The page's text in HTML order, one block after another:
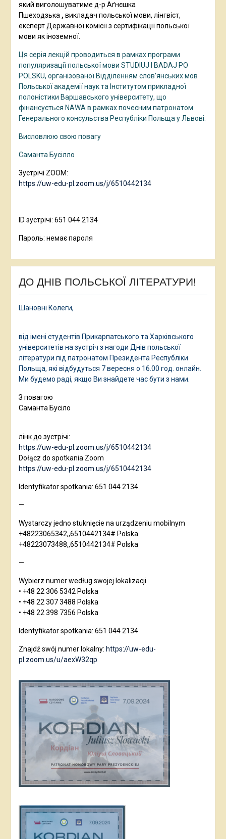
який виголошуватиме д-р Аґнєшка
Пшеходзька , викладач польської мови, лінгвіст,
експерт Державної комісії з сертифікації польської
мови як іноземної.
Ця серія лекцій проводиться в рамках програми
популяризації польської мови STUDIUJ I BADAJ PO
POLSKU, організованої Відділенням слов’янських мов
Польської академії наук та Інститутом прикладної
полоністики Варшавського університету, що
фінансується NAWA в рамках почесним патронатом
Генерального консульства Республіки Польща у Львові.
Висловлюю свою повагу
Саманта Бусілло
Зустрічі ZOOM:
https://uw-edu-pl.zoom.us/j/6510442134
ID зустрічі: 651 044 2134
Пароль: немає пароля
ДО ДНІВ ПОЛЬСЬКОЇ ЛІТЕРАТУРИ!
Шановні Колеги,
від імені студентів Прикарпатського та Харківського
університетів на зустріч з нагоди Днів польської
літератури під патронатом Президента Республіки
Польща, які відбудуться 7 вересня о 16.00 год. онлайн.
Ми будемо раді, якщо Ви знайдете час бути з нами.
З повагою
Саманта Бусіло
лінк до зустрічі:
https://uw-edu-pl.zoom.us/j/6510442134
Dołącz do spotkania Zoom
https://uw-edu-pl.zoom.us/j/6510442134
Identyfikator spotkania: 651 044 2134
—
Wystarczy jedno stuknięcie na urządzeniu mobilnym
+48223065342,,6510442134# Polska
+48223073488,,6510442134# Polska
—
Wybierz numer według swojej lokalizacji
• +48 22 306 5342 Polska
• +48 22 307 3488 Polska
• +48 22 398 7356 Polska
Identyfikator spotkania: 651 044 2134
Znajdź swój numer lokalny: https://uw-edu-
pl.zoom.us/u/aexW32qp